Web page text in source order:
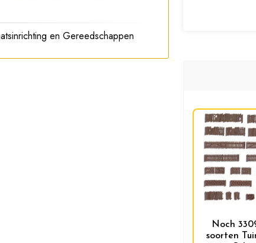
Noch
soorten
en Gereedschappen